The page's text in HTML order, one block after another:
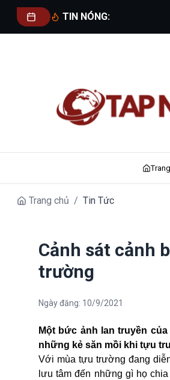
TIN NÓNG:
Trang chủ / Tin Tức
Cảnh sát cảnh
trường
Ngày đăng: 10/9/2021
Một bức ảnh lan truyền
những kẻ săn mồi khi tựu
Với mùa tựu trường đang
lưu tâm đến những gì họ